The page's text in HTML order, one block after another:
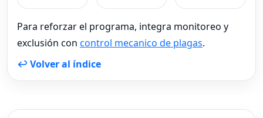
Para reforzar el programa, integra monitoreo y
exclusión con control mecanico de plagas.
↩ Volver al índice